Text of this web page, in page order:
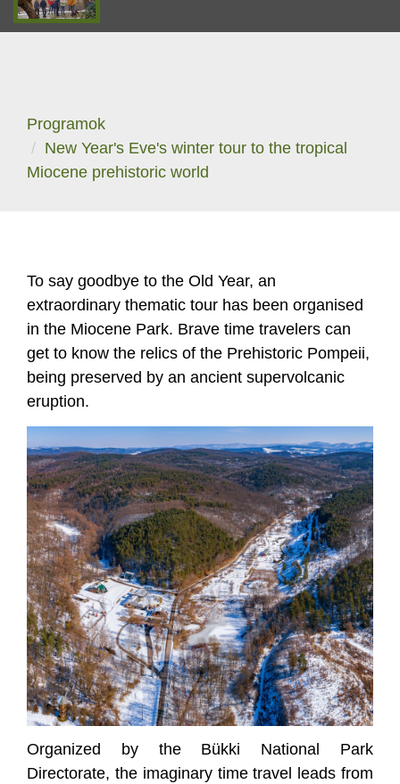
Programok
New Year's Eve's winter tour to the tropical
Miocene prehistoric world
To say goodbye to the Old Year, an
extraordinary thematic tour has been organised
in the Miocene Park. Brave time travelers can
get to know the relics of the Prehistoric Pompeii,
being preserved by an ancient supervolcanic
eruption.
Organized by the Bükki National Park
Directorate, the imaginary time travel leads from